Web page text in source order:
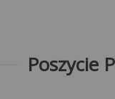
Poszycie